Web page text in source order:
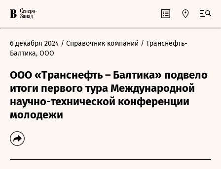
6 декабря 2024 / Справочник компаний / Транснефть-
Балтика, ООО
ООО «Транснефть – Балтика» подвело
итоги первого тура Международной
научно-технической конференции
молодежи